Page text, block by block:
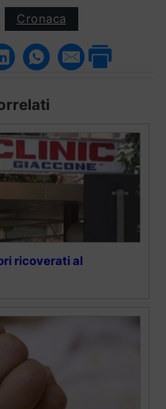
Cronaca
ricoverati al